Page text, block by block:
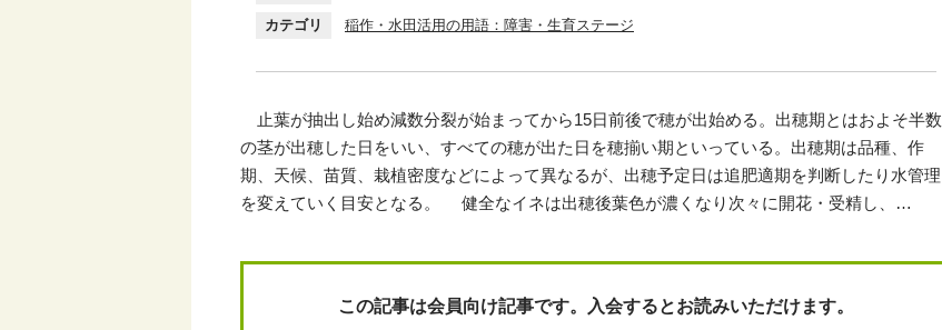
カテゴリ 稲作・水田活用の用語：障害・生育ステージ
止葉が抽出し始め減数分裂が始まってから15日前後で穂が出始める。出穂期とはおよそ半数
の茎が出穂した日をいい、すべての穂が出た日を穂揃い期といっている。出穂期は品種、作
期、天候、苗質、栽植密度などによって異なるが、出穂予定日は追肥適期を判断したり水管理
を変えていく目安となる。 健全なイネは出穂後葉色が濃くなり次々に開花・受精し、…
この記事は会員向け記事です。入会するとお読みいただけます。